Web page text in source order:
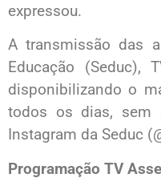
expressou.
A transmissão das
Educação (Seduc),
disponibilizando o
todos os dias, sem
Instagram da Seduc
Programação TV